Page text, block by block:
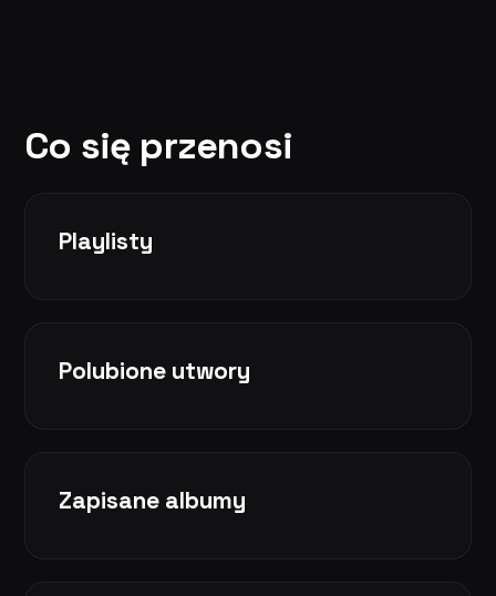
Co się przenosi
Playlisty
Polubione utwory
Zapisane albumy